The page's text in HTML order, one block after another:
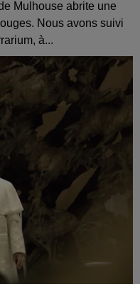
Mulhouse abrite une
Nous avons suivi
à...